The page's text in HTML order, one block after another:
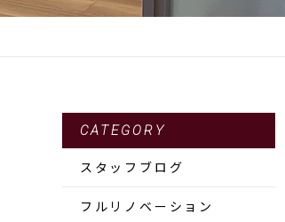
CATEGORY
スタッフブログ
フルリノベーション